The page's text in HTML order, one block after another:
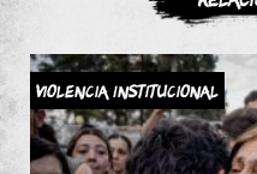
Violencia Institucional